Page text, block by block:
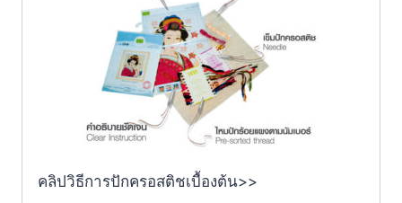
คลิปวิธีการปักครอสติชเบื้องต้น>>